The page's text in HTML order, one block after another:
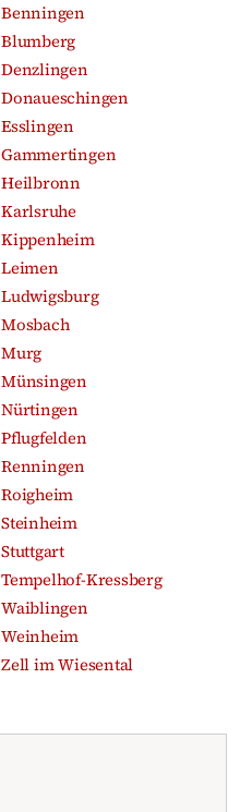
Benningen
Blumberg
Denzlingen
Donaueschingen
Esslingen
Gammertingen
Heilbronn
Karlsruhe
Kippenheim
Leimen
Ludwigsburg
Mosbach
Murg
Münsingen
Nürtingen
Pflugfelden
Renningen
Roigheim
Steinheim
Stuttgart
Tempelhof-Kressberg
Waiblingen
Weinheim
Zell im Wiesental